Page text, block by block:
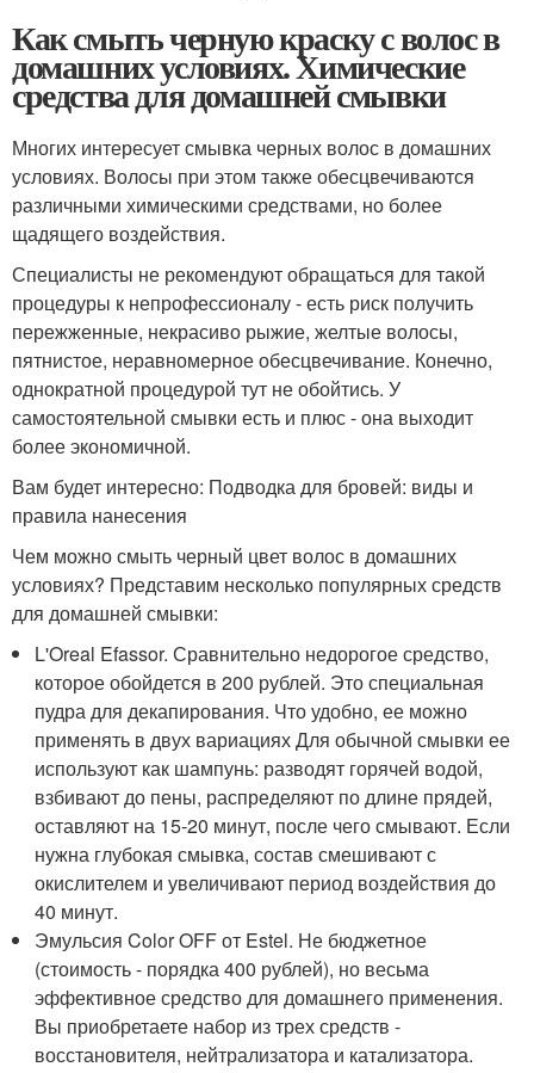
Как смыть черную краску с волос в
домашних условиях. Химические
средства для домашней смывки
Многих интересует смывка черных волос в домашних
условиях. Волосы при этом также обесцвечиваются
различными химическими средствами, но более
щадящего воздействия.
Специалисты не рекомендуют обращаться для такой
процедуры к непрофессионалу - есть риск получить
пережженные, некрасиво рыжие, желтые волосы,
пятнистое, неравномерное обесцвечивание. Конечно,
однократной процедурой тут не обойтись. У
самостоятельной смывки есть и плюс - она выходит
более экономичной.
Вам будет интересно: Подводка для бровей: виды и
правила нанесения
Чем можно смыть черный цвет волос в домашних
условиях? Представим несколько популярных средств
для домашней смывки:
L'Oreal Efassor. Сравнительно недорогое средство,
которое обойдется в 200 рублей. Это специальная
пудра для декапирования. Что удобно, ее можно
применять в двух вариациях Для обычной смывки ее
используют как шампунь: разводят горячей водой,
взбивают до пены, распределяют по длине прядей,
оставляют на 15-20 минут, после чего смывают. Если
нужна глубокая смывка, состав смешивают с
окислителем и увеличивают период воздействия до
40 минут.
Эмульсия Color OFF от Estel. Не бюджетное
(стоимость - порядка 400 рублей), но весьма
эффективное средство для домашнего применения.
Вы приобретаете набор из трех средств -
восстановителя, нейтрализатора и катализатора.